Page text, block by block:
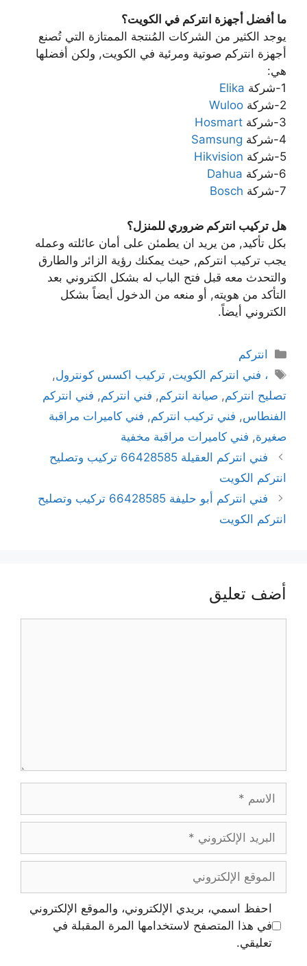
ما أفضل أجهزة انتركم في الكويت؟
يوجد الكثير من الشركات المُنتجة الممتازة التي تُصنع
أجهزة انتركم صوتية ومرئية في الكويت, ولكن أفضلها
هي:
1-شركة
Elika
2-شركة
Wuloo
3-شركة
Hosmart
4-شركة
Samsung
5-شركة
Hikvision
6-شركة
Dahua
7-شركة
Bosch
هل تركيب انتركم ضروري للمنزل؟
بكل تأكيد, من يريد ان يطمئن على أمان عائلته وعمله
يجب تركيب انتركم, حيث يمكنك رؤية الزائر والطارق
والتحدث معه قبل فتح الباب له بشكل الكتروني بعد
التأكد من هويته, أو منعه من الدخول أيضاً بشكل
الكتروني أيضاً.
انتركم
، فني انتركم الكويت,تركيب اكسس كونترول,
تصليح انتركم, صيانة انتركم, فني انتركم, فني انتركم
الفنطاس, فني تركيب انتركم, فني كاميرات مراقبة
صغيرة, فني كاميرات مراقبة مخفية
فني انتركم العقيلة 66428585 تركيب وتصليح
انتركم الكويت
فني انتركم أبو حليفة 66428585 تركيب وتصليح
انتركم الكويت
أضف تعليق
احفظ اسمي، بريدي الإلكتروني، والموقع الإلكتروني
في هذا المتصفح لاستخدامها المرة المقبلة في
تعليقي.